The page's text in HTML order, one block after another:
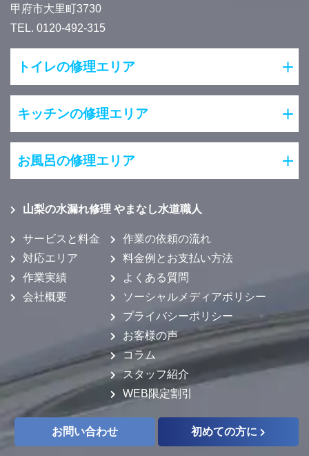
甲府市大里町3730
TEL. 0120-492-315
トイレの修理エリア
キッチンの修理エリア
お風呂の修理エリア
山梨の水漏れ修理 やまなし水道職人
サービスと料金
対応エリア
作業実績
会社概要
作業の依頼の流れ
料金例とお支払い方法
よくある質問
ソーシャルメディアポリシー
プライバシーポリシー
お客様の声
コラム
スタッフ紹介
WEB限定割引
お問い合わせ 初めての方に